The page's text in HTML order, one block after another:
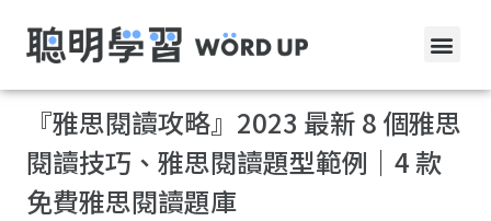
『雅思閱讀攻略』2023 最新 8 個雅思
閱讀技巧、雅思閱讀題型範例｜4 款
免費雅思閱讀題庫